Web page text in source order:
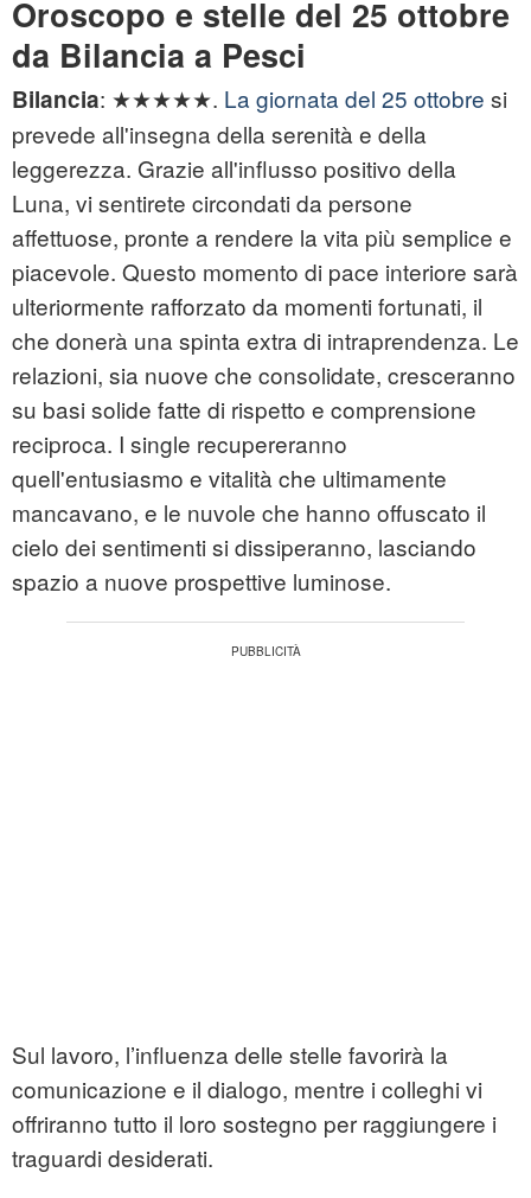
Oroscopo e stelle del 25 ottobre
da Bilancia a Pesci
Bilancia: ★★★★★. La giornata del 25 ottobre si
prevede all'insegna della serenità e della
leggerezza. Grazie all'influsso positivo della
Luna, vi sentirete circondati da persone
affettuose, pronte a rendere la vita più semplice e
piacevole. Questo momento di pace interiore sarà
ulteriormente rafforzato da momenti fortunati, il
che donerà una spinta extra di intraprendenza. Le
relazioni, sia nuove che consolidate, cresceranno
su basi solide fatte di rispetto e comprensione
reciproca. I single recupereranno
quell'entusiasmo e vitalità che ultimamente
mancavano, e le nuvole che hanno offuscato il
cielo dei sentimenti si dissiperanno, lasciando
spazio a nuove prospettive luminose.
Sul lavoro, l’influenza delle stelle favorirà la
comunicazione e il dialogo, mentre i colleghi vi
offriranno tutto il loro sostegno per raggiungere i
traguardi desiderati.